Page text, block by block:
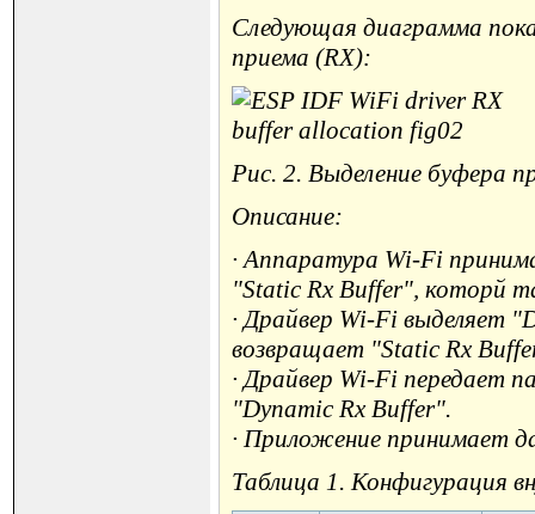
Следующая диаграмма
приема (RX):
Рис. 2. Выделение буфера
Описание:
· Аппаратура Wi-Fi
"Static Rx Buffer", которй
· Драйвер Wi-Fi выделяет
возвращает "Static Rx
· Драйвер Wi-Fi передает
"Dynamic Rx Buffer".
· Приложение принимает
Таблица 1. Конфигурация